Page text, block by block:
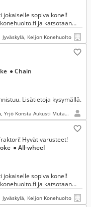
sopiva kone!!
ja katsotaan
Jyväskylä, Keljon Konehuolto
● Chain
Lisätietoja kysymällä.
Joensuu, Yrjö Konsta Aukusti Mutanen
Hyvät varusteet!
● All-wheel
sopiva kone!!
ja katsotaan
Jyväskylä, Keljon Konehuolto